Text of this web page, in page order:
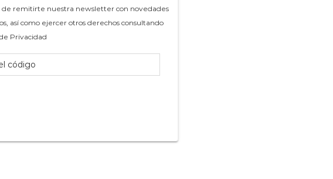
de remitirte nuestra newsletter con novedades
así como ejercer otros derechos consultando
Privacidad